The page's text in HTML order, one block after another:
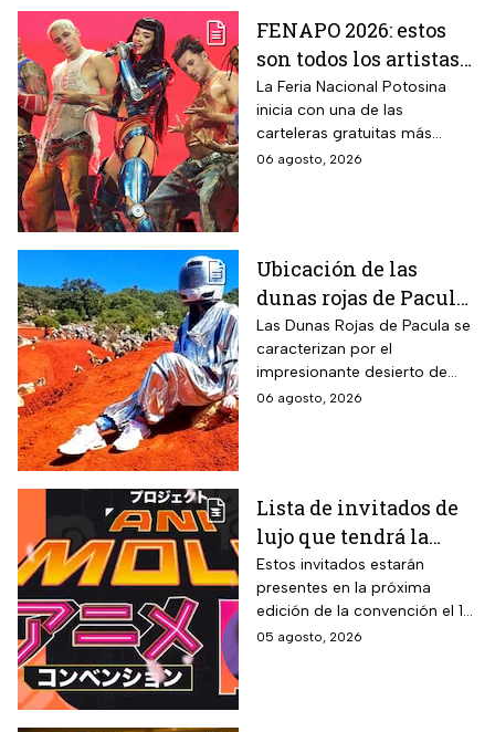
FENAPO 2026: estos
son todos los artistas
que darán conciertos
GRATIS en San Luis
Potosí
La Feria Nacional Potosina
inicia con una de las
carteleras gratuitas más
esperadas del año. Consulta
06 agosto, 2026
Ubicación de las
dunas rojas de Pacula,
un paisaje surrealista
que te hará sentir en
Marte
Las Dunas Rojas de Pacula se
caracterizan por el
impresionante desierto de
arena roja que se formó tras
06 agosto, 2026
Lista de invitados de
lujo que tendrá la
Animole 2026
Estos invitados estarán
presentes en la próxima
edición de la convención el 12
y 13 de septiembre
05 agosto, 2026